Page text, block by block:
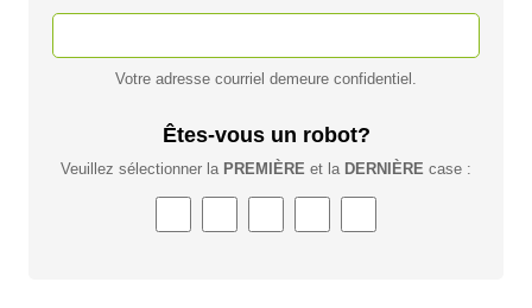
Votre adresse courriel demeure confidentiel.
Êtes-vous un robot?
Veuillez sélectionner la PREMIÈRE et la DERNIÈRE case :